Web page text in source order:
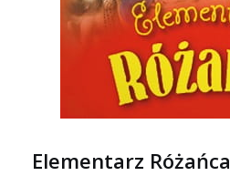
Elementarz Różańca